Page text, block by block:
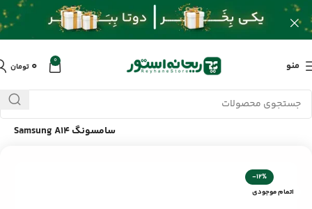
منو 0 ۰ تومان
خانه/محصولات/لوازم جانبی موبایل/گلس پرایوسی موبایل
سامسونگ Samsung A14
-12%
اتمام موجودی